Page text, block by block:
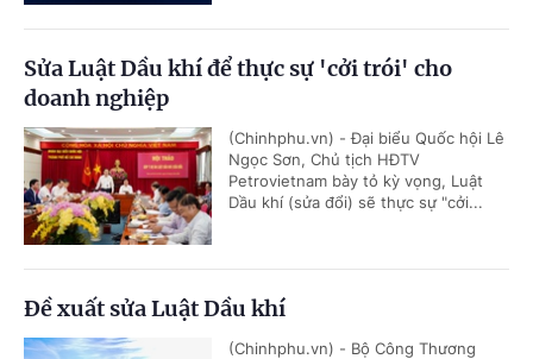
Sửa Luật Dầu khí để thực sự 'cởi trói' cho
doanh nghiệp
(Chinhphu.vn) - Đại biểu Quốc hội Lê
Ngọc Sơn, Chủ tịch HĐTV
Petrovietnam bày tỏ kỳ vọng, Luật
Dầu khí (sửa đổi) sẽ thực sự "cởi...
Đề xuất sửa Luật Dầu khí
(Chinhphu.vn) - Bộ Công Thương